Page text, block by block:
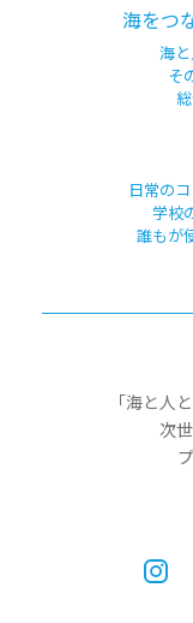
海をつ
海
そ
日常の
学校
誰もが
「海と人
次